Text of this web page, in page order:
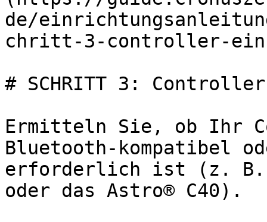
de/
chritt-3-controller-
# SCHRITT 3:
Ermitteln Sie, ob Ihr
Bluetooth-kompatibel
erforderlich ist (z. B.
oder das Astro® C40).